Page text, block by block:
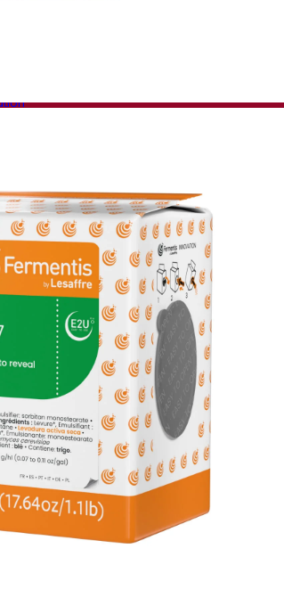
Academy
webinaires